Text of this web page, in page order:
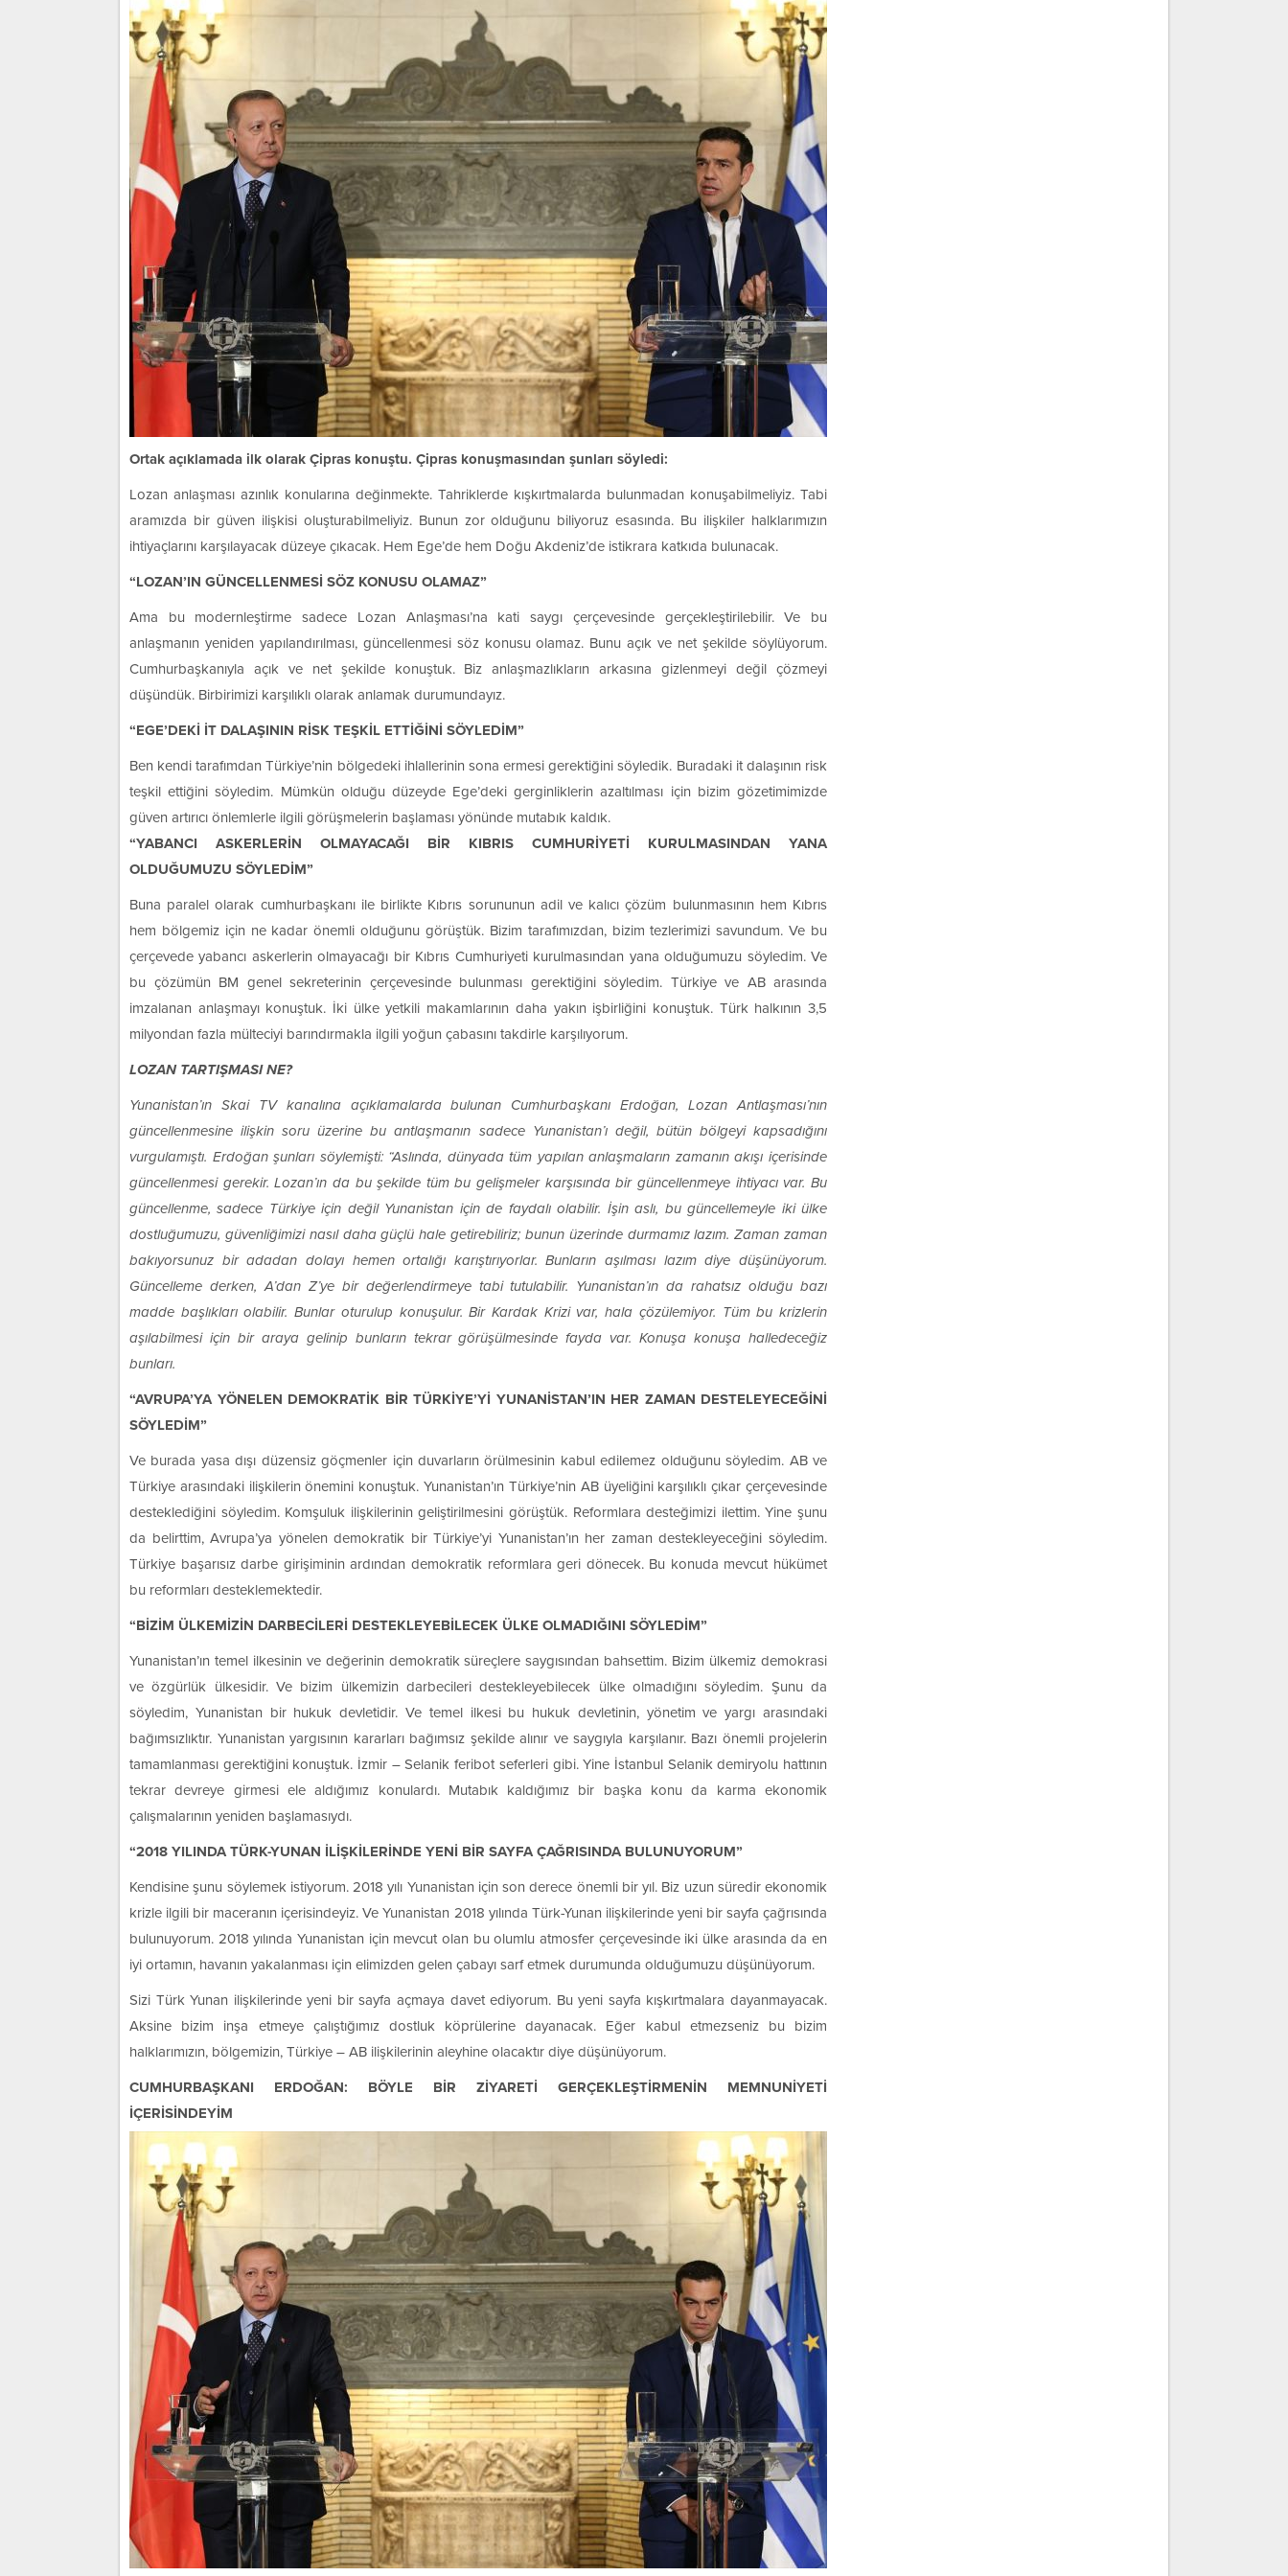
Ortak açıklamada ilk olarak Çipras konuştu. Çipras konuşmasından şunları söyledi:
Lozan anlaşması azınlık konularına değinmekte. Tahriklerde kışkırtmalarda bulunmadan konuşabilmeliyiz. Tabi
aramızda bir güven ilişkisi oluşturabilmeliyiz. Bunun zor olduğunu biliyoruz esasında. Bu ilişkiler halklarımızın
ihtiyaçlarını karşılayacak düzeye çıkacak. Hem Ege’de hem Doğu Akdeniz’de istikrara katkıda bulunacak.
“LOZAN’IN GÜNCELLENMESİ SÖZ KONUSU OLAMAZ”
Ama bu modernleştirme sadece Lozan Anlaşması’na kati saygı çerçevesinde gerçekleştirilebilir. Ve bu
anlaşmanın yeniden yapılandırılması, güncellenmesi söz konusu olamaz. Bunu açık ve net şekilde söylüyorum.
Cumhurbaşkanıyla açık ve net şekilde konuştuk. Biz anlaşmazlıkların arkasına gizlenmeyi değil çözmeyi
düşündük. Birbirimizi karşılıklı olarak anlamak durumundayız.
“EGE’DEKİ İT DALAŞININ RİSK TEŞKİL ETTİĞİNİ SÖYLEDİM”
Ben kendi tarafımdan Türkiye’nin bölgedeki ihlallerinin sona ermesi gerektiğini söyledik. Buradaki it dalaşının risk
teşkil ettiğini söyledim. Mümkün olduğu düzeyde Ege’deki gerginliklerin azaltılması için bizim gözetimimizde
güven artırıcı önlemlerle ilgili görüşmelerin başlaması yönünde mutabık kaldık.
“YABANCI ASKERLERİN OLMAYACAĞI BİR KIBRIS CUMHURİYETİ KURULMASINDAN YANA
OLDUĞUMUZU SÖYLEDİM”
Buna paralel olarak cumhurbaşkanı ile birlikte Kıbrıs sorununun adil ve kalıcı çözüm bulunmasının hem Kıbrıs
hem bölgemiz için ne kadar önemli olduğunu görüştük. Bizim tarafımızdan, bizim tezlerimizi savundum. Ve bu
çerçevede yabancı askerlerin olmayacağı bir Kıbrıs Cumhuriyeti kurulmasından yana olduğumuzu söyledim. Ve
bu çözümün BM genel sekreterinin çerçevesinde bulunması gerektiğini söyledim. Türkiye ve AB arasında
imzalanan anlaşmayı konuştuk. İki ülke yetkili makamlarının daha yakın işbirliğini konuştuk. Türk halkının 3,5
milyondan fazla mülteciyi barındırmakla ilgili yoğun çabasını takdirle karşılıyorum.
LOZAN TARTIŞMASI NE?
Yunanistan’ın Skai TV kanalına açıklamalarda bulunan Cumhurbaşkanı Erdoğan, Lozan Antlaşması’nın
güncellenmesine ilişkin soru üzerine bu antlaşmanın sadece Yunanistan’ı değil, bütün bölgeyi kapsadığını
vurgulamıştı. Erdoğan şunları söylemişti: “Aslında, dünyada tüm yapılan anlaşmaların zamanın akışı içerisinde
güncellenmesi gerekir. Lozan’ın da bu şekilde tüm bu gelişmeler karşısında bir güncellenmeye ihtiyacı var. Bu
güncellenme, sadece Türkiye için değil Yunanistan için de faydalı olabilir. İşin aslı, bu güncellemeyle iki ülke
dostluğumuzu, güvenliğimizi nasıl daha güçlü hale getirebiliriz; bunun üzerinde durmamız lazım. Zaman zaman
bakıyorsunuz bir adadan dolayı hemen ortalığı karıştırıyorlar. Bunların aşılması lazım diye düşünüyorum.
Güncelleme derken, A’dan Z’ye bir değerlendirmeye tabi tutulabilir. Yunanistan’ın da rahatsız olduğu bazı
madde başlıkları olabilir. Bunlar oturulup konuşulur. Bir Kardak Krizi var, hala çözülemiyor. Tüm bu krizlerin
aşılabilmesi için bir araya gelinip bunların tekrar görüşülmesinde fayda var. Konuşa konuşa halledeceğiz
bunları.
“AVRUPA’YA YÖNELEN DEMOKRATİK BİR TÜRKİYE’Yİ YUNANİSTAN’IN HER ZAMAN DESTELEYECEĞİNİ
SÖYLEDİM”
Ve burada yasa dışı düzensiz göçmenler için duvarların örülmesinin kabul edilemez olduğunu söyledim. AB ve
Türkiye arasındaki ilişkilerin önemini konuştuk. Yunanistan’ın Türkiye’nin AB üyeliğini karşılıklı çıkar çerçevesinde
desteklediğini söyledim. Komşuluk ilişkilerinin geliştirilmesini görüştük. Reformlara desteğimizi ilettim. Yine şunu
da belirttim, Avrupa’ya yönelen demokratik bir Türkiye’yi Yunanistan’ın her zaman destekleyeceğini söyledim.
Türkiye başarısız darbe girişiminin ardından demokratik reformlara geri dönecek. Bu konuda mevcut hükümet
bu reformları desteklemektedir.
“BİZİM ÜLKEMİZİN DARBECİLERİ DESTEKLEYEBİLECEK ÜLKE OLMADIĞINI SÖYLEDİM”
Yunanistan’ın temel ilkesinin ve değerinin demokratik süreçlere saygısından bahsettim. Bizim ülkemiz demokrasi
ve özgürlük ülkesidir. Ve bizim ülkemizin darbecileri destekleyebilecek ülke olmadığını söyledim. Şunu da
söyledim, Yunanistan bir hukuk devletidir. Ve temel ilkesi bu hukuk devletinin, yönetim ve yargı arasındaki
bağımsızlıktır. Yunanistan yargısının kararları bağımsız şekilde alınır ve saygıyla karşılanır. Bazı önemli projelerin
tamamlanması gerektiğini konuştuk. İzmir – Selanik feribot seferleri gibi. Yine İstanbul Selanik demiryolu hattının
tekrar devreye girmesi ele aldığımız konulardı. Mutabık kaldığımız bir başka konu da karma ekonomik
çalışmalarının yeniden başlamasıydı.
“2018 YILINDA TÜRK-YUNAN İLİŞKİLERİNDE YENİ BİR SAYFA ÇAĞRISINDA BULUNUYORUM”
Kendisine şunu söylemek istiyorum. 2018 yılı Yunanistan için son derece önemli bir yıl. Biz uzun süredir ekonomik
krizle ilgili bir maceranın içerisindeyiz. Ve Yunanistan 2018 yılında Türk-Yunan ilişkilerinde yeni bir sayfa çağrısında
bulunuyorum. 2018 yılında Yunanistan için mevcut olan bu olumlu atmosfer çerçevesinde iki ülke arasında da en
iyi ortamın, havanın yakalanması için elimizden gelen çabayı sarf etmek durumunda olduğumuzu düşünüyorum.
Sizi Türk Yunan ilişkilerinde yeni bir sayfa açmaya davet ediyorum. Bu yeni sayfa kışkırtmalara dayanmayacak.
Aksine bizim inşa etmeye çalıştığımız dostluk köprülerine dayanacak. Eğer kabul etmezseniz bu bizim
halklarımızın, bölgemizin, Türkiye – AB ilişkilerinin aleyhine olacaktır diye düşünüyorum.
CUMHURBAŞKANI ERDOĞAN: BÖYLE BİR ZİYARETİ GERÇEKLEŞTİRMENİN MEMNUNİYETİ
İÇERİSİNDEYİM